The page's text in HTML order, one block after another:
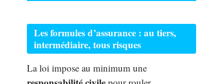
Les formules d’assurance : au tiers,
intermédiaire, tous risques
La loi impose au minimum une